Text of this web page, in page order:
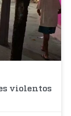
violentos